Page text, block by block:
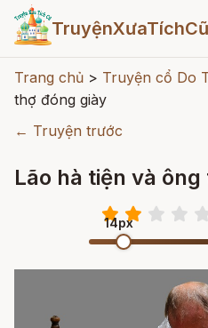
TruyệnXưaTíchCũ
Trang chủ > Truyện cổ Do
thợ đóng giày
← Truyện trước
Lão hà tiện và
14px